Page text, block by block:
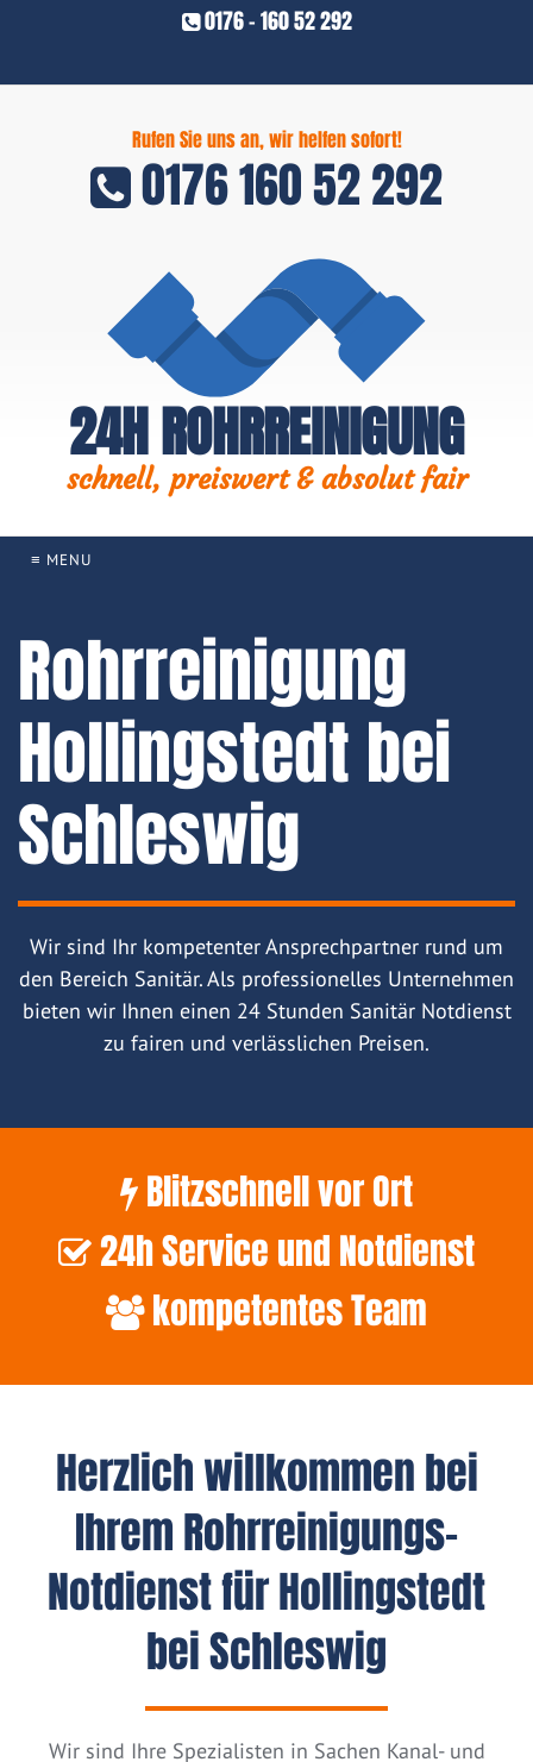
0176 - 160 52 292
Rufen Sie uns an, wir helfen sofort!
0176 160 52 292
24H ROHRREINIGUNG
schnell, preiswert & absolut fair
≡ MENU
Rohrreinigung
Hollingstedt bei
Schleswig
Wir sind Ihr kompetenter Ansprechpartner rund um
den Bereich Sanitär. Als professionelles Unternehmen
bieten wir Ihnen einen 24 Stunden Sanitär Notdienst
zu fairen und verlässlichen Preisen.
Blitzschnell vor Ort
24h Service und Notdienst
kompetentes Team
Herzlich willkommen bei
Ihrem Rohrreinigungs-
Notdienst für Hollingstedt
bei Schleswig
Wir sind Ihre Spezialisten in Sachen Kanal- und